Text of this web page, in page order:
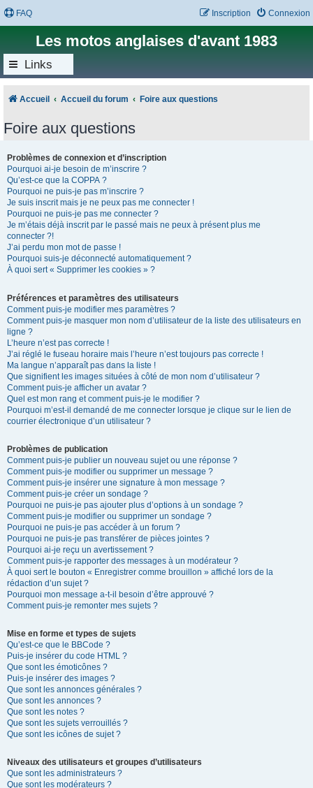
FAQ Connexion
Inscription
Les motos anglaises d'avant 1983
Links
Accueil Accueil du forum Foire aux questions
Foire aux questions
Problèmes de connexion et d’inscription
Pourquoi ai-je besoin de m’inscrire ?
Qu’est-ce que la COPPA ?
Pourquoi ne puis-je pas m’inscrire ?
Je suis inscrit mais je ne peux pas me connecter !
Pourquoi ne puis-je pas me connecter ?
Je m’étais déjà inscrit par le passé mais ne peux à présent plus me
connecter ?!
J’ai perdu mon mot de passe !
Pourquoi suis-je déconnecté automatiquement ?
À quoi sert « Supprimer les cookies » ?
Préférences et paramètres des utilisateurs
Comment puis-je modifier mes paramètres ?
Comment puis-je masquer mon nom d’utilisateur de la liste des utilisateurs en
ligne ?
L’heure n’est pas correcte !
J’ai réglé le fuseau horaire mais l’heure n’est toujours pas correcte !
Ma langue n’apparaît pas dans la liste !
Que signifient les images situées à côté de mon nom d’utilisateur ?
Comment puis-je afficher un avatar ?
Quel est mon rang et comment puis-je le modifier ?
Pourquoi m’est-il demandé de me connecter lorsque je clique sur le lien de
courrier électronique d’un utilisateur ?
Problèmes de publication
Comment puis-je publier un nouveau sujet ou une réponse ?
Comment puis-je modifier ou supprimer un message ?
Comment puis-je insérer une signature à mon message ?
Comment puis-je créer un sondage ?
Pourquoi ne puis-je pas ajouter plus d’options à un sondage ?
Comment puis-je modifier ou supprimer un sondage ?
Pourquoi ne puis-je pas accéder à un forum ?
Pourquoi ne puis-je pas transférer de pièces jointes ?
Pourquoi ai-je reçu un avertissement ?
Comment puis-je rapporter des messages à un modérateur ?
À quoi sert le bouton « Enregistrer comme brouillon » affiché lors de la
rédaction d’un sujet ?
Pourquoi mon message a-t-il besoin d’être approuvé ?
Comment puis-je remonter mes sujets ?
Mise en forme et types de sujets
Qu’est-ce que le BBCode ?
Puis-je insérer du code HTML ?
Que sont les émoticônes ?
Puis-je insérer des images ?
Que sont les annonces générales ?
Que sont les annonces ?
Que sont les notes ?
Que sont les sujets verrouillés ?
Que sont les icônes de sujet ?
Niveaux des utilisateurs et groupes d’utilisateurs
Que sont les administrateurs ?
Que sont les modérateurs ?